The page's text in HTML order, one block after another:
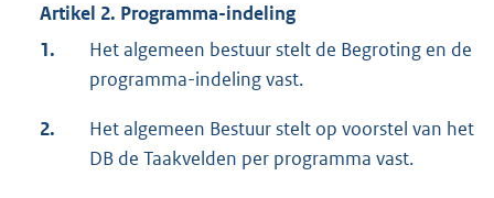
Artikel 2. Programma-indeling
1.
Het algemeen bestuur stelt de Begroting en de
programma-indeling vast.
2.
Het algemeen Bestuur stelt op voorstel van het
DB de Taakvelden per programma vast.